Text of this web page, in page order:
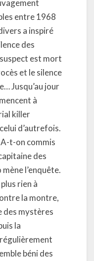
entre 1968
a inspiré
des
est mort
et le silence
Jusqu’au jour
à
killer
d’autrefois.
t-on commis
des
l’enquête.
rien à
la montre,
des mystères
la
béni des